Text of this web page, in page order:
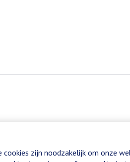
zijn noodzakelijk om onze